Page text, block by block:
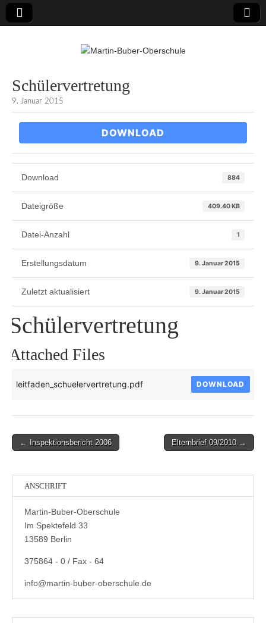
Martin-Buber-
Oberschule
Schülervertretung
9. Januar 2015
DOWNLOAD
Download 884
Dateigröße 409.40 KB
Datei-Anzahl 1
Erstellungsdatum 9. Januar 2015
Zuletzt aktualisiert 9. Januar 2015
Schülervertretung
Attached Files
leitfaden_schuelervertretung.pdf DOWNLOAD
Post← Inspektionsbericht 2006 Elternbrief 09/2010 →
ANSCHRIFT
Martin-Buber-Oberschule
Im Spektefeld 33
13589 Berlin
375864 - 0 / Fax - 64
info@martin-buber-oberschule.de